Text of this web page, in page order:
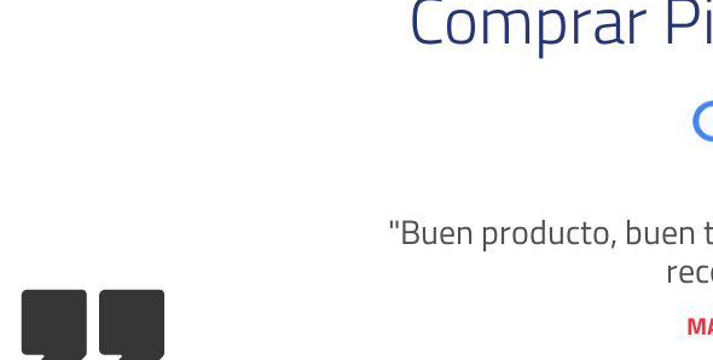
"Buen producto,